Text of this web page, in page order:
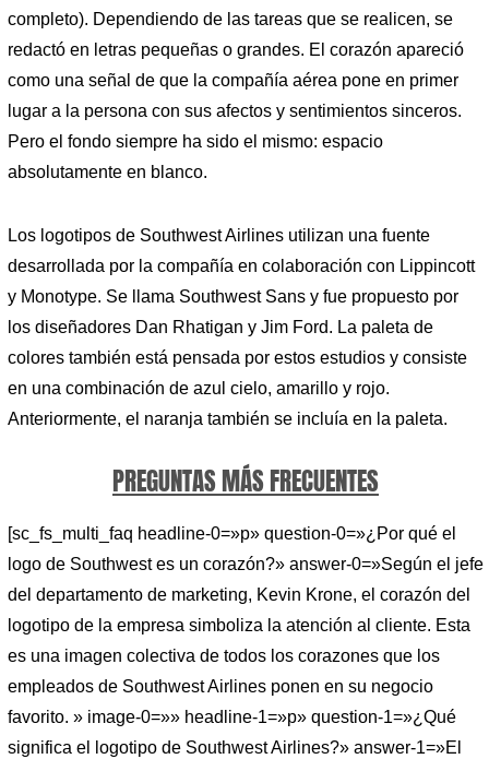
completo). Dependiendo de las tareas que se realicen, se
redactó en letras pequeñas o grandes. El corazón apareció
como una señal de que la compañía aérea pone en primer
lugar a la persona con sus afectos y sentimientos sinceros.
Pero el fondo siempre ha sido el mismo: espacio
absolutamente en blanco.
Los logotipos de Southwest Airlines utilizan una fuente
desarrollada por la compañía en colaboración con Lippincott
y Monotype. Se llama Southwest Sans y fue propuesto por
los diseñadores Dan Rhatigan y Jim Ford. La paleta de
colores también está pensada por estos estudios y consiste
en una combinación de azul cielo, amarillo y rojo.
Anteriormente, el naranja también se incluía en la paleta.
PREGUNTAS MÁS FRECUENTES
[sc_fs_multi_faq headline-0=»p» question-0=»¿Por qué el
logo de Southwest es un corazón?» answer-0=»Según el jefe
del departamento de marketing, Kevin Krone, el corazón del
logotipo de la empresa simboliza la atención al cliente. Esta
es una imagen colectiva de todos los corazones que los
empleados de Southwest Airlines ponen en su negocio
favorito. » image-0=»» headline-1=»p» question-1=»¿Qué
significa el logotipo de Southwest Airlines?» answer-1=»El